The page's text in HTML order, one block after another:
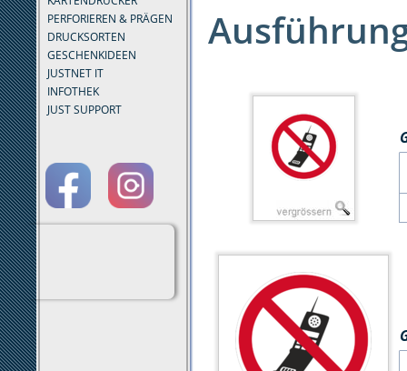
PERFORIEREN & PRÄGEN
DRUCKSORTEN
GESCHENKIDEEN
JUSTNET IT
INFOTHEK
JUST SUPPORT